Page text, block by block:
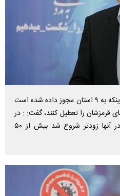
معاون کل وزارت بهداشت با بیان اینکه به ۹ استان مجوز داده شده است
۴ شهرستان‌‌های قرمزشان را تعطیل کنند، گفت: : در
برخی استان‌‌ها که اپیدمی کرونا در آنها زودتر شروع شد بیش از ۵۰